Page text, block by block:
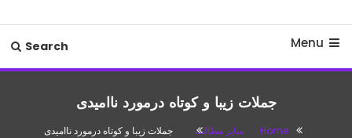
Menu
Search
جملات زیبا و کوتاه درمورد ناامیدی
Home سایر مطالب
جملات زیبا و کوتاه درمورد ناامیدی